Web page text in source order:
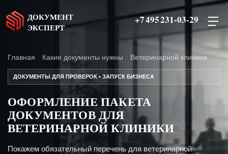
ДОКУМЕНТ
ЭКСПЕРТ
+7 495 231-03-29
Главная Какие документы нужны Ветеринарной клиники
ДОКУМЕНТЫ ДЛЯ ПРОВЕРОК • ЗАПУСК БИЗНЕСА
ОФОРМЛЕНИЕ ПАКЕТА
ДОКУМЕНТОВ ДЛЯ
ВЕТЕРИНАРНОЙ КЛИНИКИ
Покажем обязательный перечень для ветеринарной